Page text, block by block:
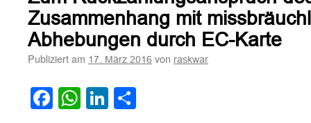
Zusammenhang mit
Abhebungen durch EC-Karte
Publiziert am 17. März 2016 von raskwar
Facebook
WhatsApp
LinkedIn